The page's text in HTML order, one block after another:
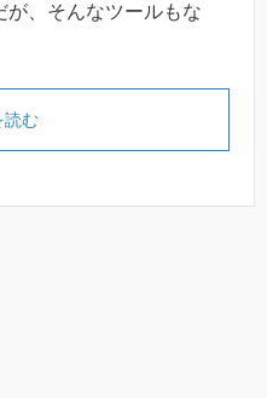
が、そんなツールもな
読む